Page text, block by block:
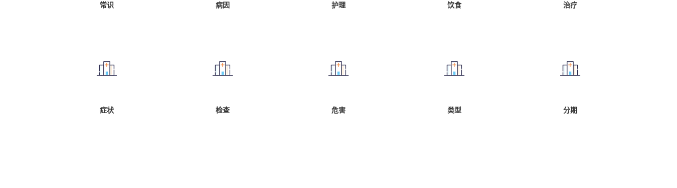
常识 病因 护理 饮食 治疗
症状 检查 危害 类型 分期